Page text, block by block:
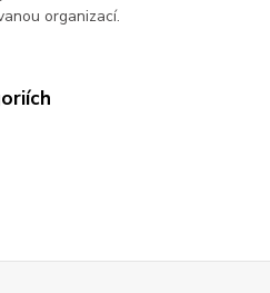
organizací.